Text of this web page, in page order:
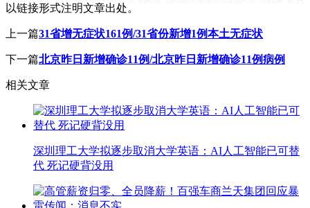
以链接形式注明文章出处。
上一篇31省增无症状161例/31省份新增1例本土无症状
下一篇北京昨日新增确诊11例/北京昨日新增确诊11例病例
相关文章
深圳理工大学拟逐步取消大学英语：AI人工智能已可替
代 死记硬背没用